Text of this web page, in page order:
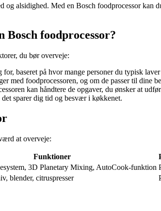
og alsidighed. Med en Bosch foodprocessor
foodprocessor?
du bør overveje:
baseret på hvor mange personer du typisk
med foodprocessoren, og om de passer til dine
kan håndtere de opgaver, du ønsker at
sparer dig tid og besvær i køkkenet.
at overveje:
Funktioner
3D Planetary Mixing, AutoCook-funktion
blender, citruspresser